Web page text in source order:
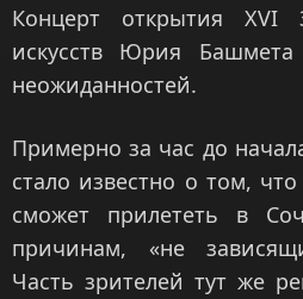
Концерт открытия XVI
искусств Юрия
неожиданностей.
Примерно за час до
стало известно о том,
сможет прилететь в
причинам, «не
Часть зрителей тут же